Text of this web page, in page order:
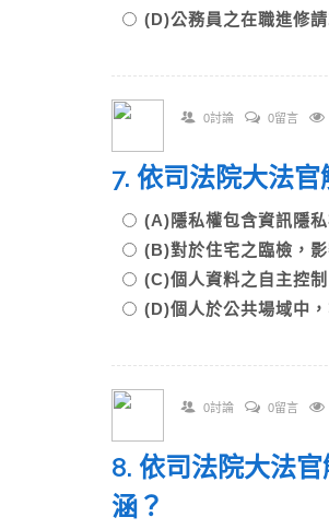
(D)公務員之在職進修請
0討論 0留言
7. 依司法院大法
(A)隱私權包含資訊隱
(B)對於住宅之臨檢，
(C)個人資料之自主控
(D)個人於公共場域中
0討論 0留言
8. 依司法院大法
涵？